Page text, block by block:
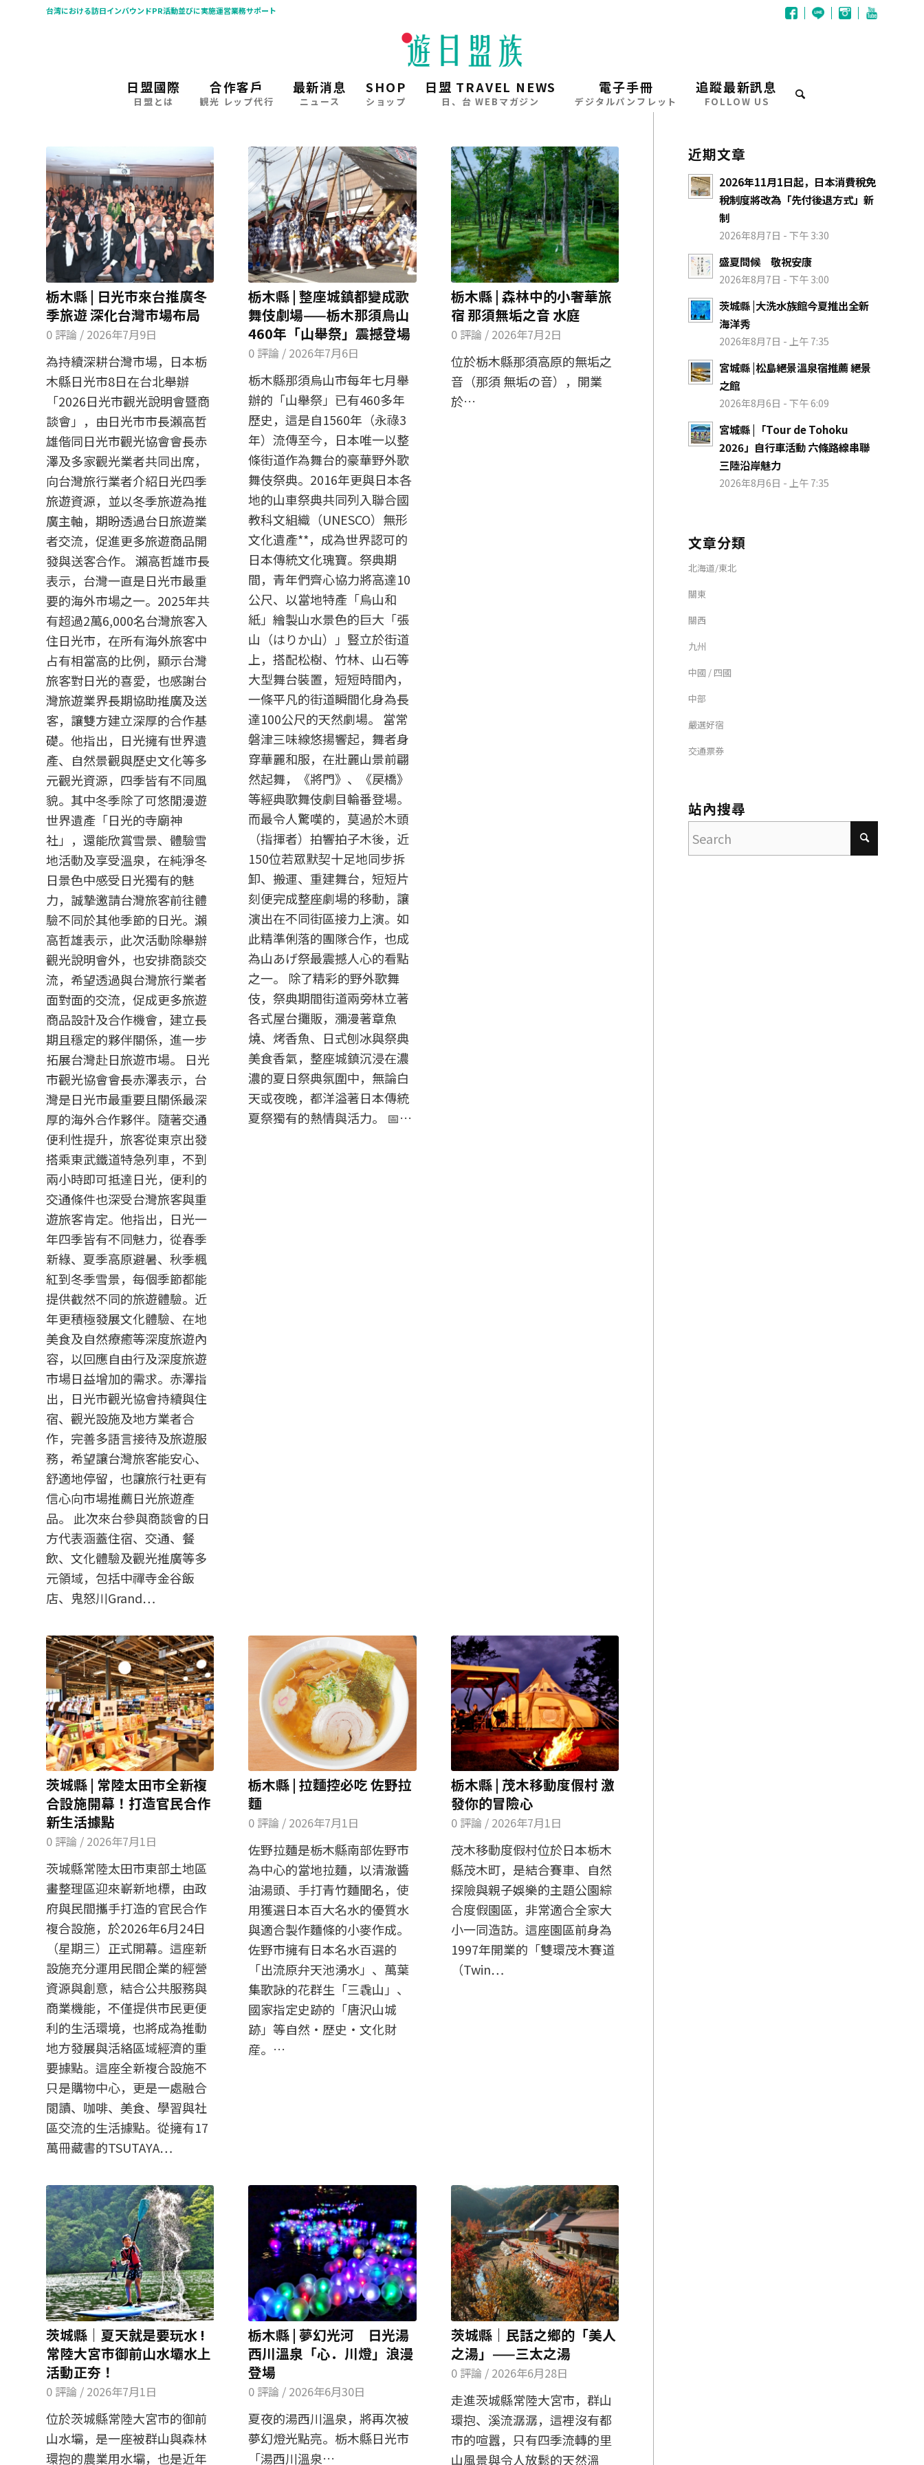
台湾における訪日インバウンドPR活動並びに実施運営業務サポート
日盟國際
日盟とは
合作客戶
観光 レップ代行
最新消息
ニュース
SHOP
ショップ
日盟 TRAVEL NEWS
日、台 WEBマガジン
電子手冊
デジタルパンフレット
追蹤最新訊息
FOLLOW US
栃木縣 | 日光市來台推廣冬
季旅遊 深化台灣市場布局
0 評論 / 2026年7月9日
為持續深耕台灣市場，日本栃
木縣日光市8日在台北舉辦
「2026日光市觀光說明會暨商
談會」，由日光市市長瀨高哲
雄偕同日光市觀光協會會長赤
澤及多家觀光業者共同出席，
向台灣旅行業者介紹日光四季
旅遊資源，並以冬季旅遊為推
廣主軸，期盼透過台日旅遊業
者交流，促進更多旅遊商品開
發與送客合作。 瀨高哲雄市長
表示，台灣一直是日光市最重
要的海外市場之一。2025年共
有超過2萬6,000名台灣旅客入
住日光市，在所有海外旅客中
占有相當高的比例，顯示台灣
旅客對日光的喜愛，也感謝台
灣旅遊業界長期協助推廣及送
客，讓雙方建立深厚的合作基
礎。他指出，日光擁有世界遺
產、自然景觀與歷史文化等多
元觀光資源，四季皆有不同風
貌。其中冬季除了可悠閒漫遊
世界遺產「日光的寺廟神
社」，還能欣賞雪景、體驗雪
地活動及享受溫泉，在純淨冬
日景色中感受日光獨有的魅
力，誠摯邀請台灣旅客前往體
驗不同於其他季節的日光。瀨
高哲雄表示，此次活動除舉辦
觀光說明會外，也安排商談交
流，希望透過與台灣旅行業者
面對面的交流，促成更多旅遊
商品設計及合作機會，建立長
期且穩定的夥伴關係，進一步
拓展台灣赴日旅遊市場。 日光
市觀光協會會長赤澤表示，台
灣是日光市最重要且關係最深
厚的海外合作夥伴。隨著交通
便利性提升，旅客從東京出發
搭乘東武鐵道特急列車，不到
兩小時即可抵達日光，便利的
交通條件也深受台灣旅客與重
遊旅客肯定。他指出，日光一
年四季皆有不同魅力，從春季
新綠、夏季高原避暑、秋季楓
紅到冬季雪景，每個季節都能
提供截然不同的旅遊體驗。近
年更積極發展文化體驗、在地
美食及自然療癒等深度旅遊內
容，以回應自由行及深度旅遊
市場日益增加的需求。赤澤指
出，日光市觀光協會持續與住
宿、觀光設施及地方業者合
作，完善多語言接待及旅遊服
務，希望讓台灣旅客能安心、
舒適地停留，也讓旅行社更有
信心向市場推薦日光旅遊產
品。 此次來台參與商談會的日
方代表涵蓋住宿、交通、餐
飲、文化體驗及觀光推廣等多
元領域，包括中禪寺金谷飯
店、鬼怒川Grand…
栃木縣 | 整座城鎮都變成歌
舞伎劇場——栃木那須烏山
460年「山舉祭」震撼登場
0 評論 / 2026年7月6日
栃木縣那須烏山市每年七月舉
辦的「山舉祭」已有460多年
歷史，這是自1560年（永祿3
年）流傳至今，日本唯一以整
條街道作為舞台的豪華野外歌
舞伎祭典。2016年更與日本各
地的山車祭典共同列入聯合國
教科文組織（UNESCO）無形
文化遺產**，成為世界認可的
日本傳統文化瑰寶。祭典期
間，青年們齊心協力將高達10
公尺、以當地特產「烏山和
紙」繪製山水景色的巨大「張
山（はりか山）」豎立於街道
上，搭配松樹、竹林、山石等
大型舞台裝置，短短時間內，
一條平凡的街道瞬間化身為長
達100公尺的天然劇場。 當常
磐津三味線悠揚響起，舞者身
穿華麗和服，在壯麗山景前翩
然起舞，《將門》、《戻橋》
等經典歌舞伎劇目輪番登場。
而最令人驚嘆的，莫過於木頭
（指揮者）拍響拍子木後，近
150位若眾默契十足地同步拆
卸、搬運、重建舞台，短短片
刻便完成整座劇場的移動，讓
演出在不同街區接力上演。如
此精準俐落的團隊合作，也成
為山あげ祭最震撼人心的看點
之一。 除了精彩的野外歌舞
伎，祭典期間街道兩旁林立著
各式屋台攤販，瀰漫著章魚
燒、烤香魚、日式刨冰與祭典
美食香氣，整座城鎮沉浸在濃
濃的夏日祭典氛圍中，無論白
天或夜晚，都洋溢著日本傳統
夏祭獨有的熱情與活力。 📅…
栃木縣 | 森林中的小奢華旅
宿 那須無垢之音 水庭
0 評論 / 2026年7月2日
位於栃木縣那須高原的無垢之
音（那須 無垢の音），開業
於…
茨城縣 | 常陸太田市全新複
合設施開幕！打造官民合作
新生活據點
0 評論 / 2026年7月1日
茨城縣常陸太田市東部土地區
畫整理區迎來嶄新地標，由政
府與民間攜手打造的官民合作
複合設施，於2026年6月24日
（星期三）正式開幕。這座新
設施充分運用民間企業的經營
資源與創意，結合公共服務與
商業機能，不僅提供市民更便
利的生活環境，也將成為推動
地方發展與活絡區域經濟的重
要據點。這座全新複合設施不
只是購物中心，更是一處融合
閱讀、咖啡、美食、學習與社
區交流的生活據點。從擁有17
萬冊藏書的TSUTAYA…
栃木縣 | 拉麵控必吃 佐野拉
麵
0 評論 / 2026年7月1日
佐野拉麵是栃木縣南部佐野市
為中心的當地拉麵，以清澈醬
油湯頭、手打青竹麵聞名，使
用獲選日本百大名水的優質水
與適合製作麵條的小麥作成。
佐野市擁有日本名水百選的
「出流原弁天池湧水」、萬葉
集歌詠的花群生「三毳山」、
國家指定史跡的「唐沢山城
跡」等自然・歴史・文化財
産。…
栃木縣 | 茂木移動度假村 激
發你的冒險心
0 評論 / 2026年7月1日
茂木移動度假村位於日本栃木
縣茂木町，是結合賽車、自然
探險與親子娛樂的主題公園綜
合度假園區，非常適合全家大
小一同造訪。這座園區前身為
1997年開業的「雙環茂木賽道
（Twin…
茨城縣｜夏天就是要玩水 !
常陸大宮市御前山水壩水上
活動正夯！
0 評論 / 2026年7月1日
位於茨城縣常陸大宮市的御前
山水壩，是一座被群山與森林
環抱的農業用水壩，也是近年
栃木縣 | 夢幻光河 日光湯
西川溫泉「心．川燈」浪漫
登場
0 評論 / 2026年6月30日
夏夜的湯西川溫泉，將再次被
夢幻燈光點亮。栃木縣日光市
「湯西川溫泉…
茨城縣｜民話之鄉的「美人
之湯」——三太之湯
0 評論 / 2026年6月28日
走進茨城縣常陸大宮市，群山
環抱、溪流潺潺，這裡沒有都
市的喧囂，只有四季流轉的里
山風景與令人放鬆的天然溫
近期文章
2026年11月1日起，日本消費稅免
稅制度將改為「先付後退方式」新
制
2026年8月7日 - 下午 3:30
盛夏問候 敬祝安康
2026年8月7日 - 下午 3:00
茨城縣 |大洗水族館今夏推出全新
海洋秀
2026年8月7日 - 上午 7:35
宮城縣 |松島絕景溫泉宿推薦 絕景
之館
2026年8月6日 - 下午 6:09
宮城縣 |「Tour de Tohoku
2026」自行車活動 六條路線串聯
三陸沿岸魅力
2026年8月6日 - 上午 7:35
文章分類
北海道/東北
關東
關西
九州
中國 / 四國
中部
嚴選好宿
交通票券
站內搜尋